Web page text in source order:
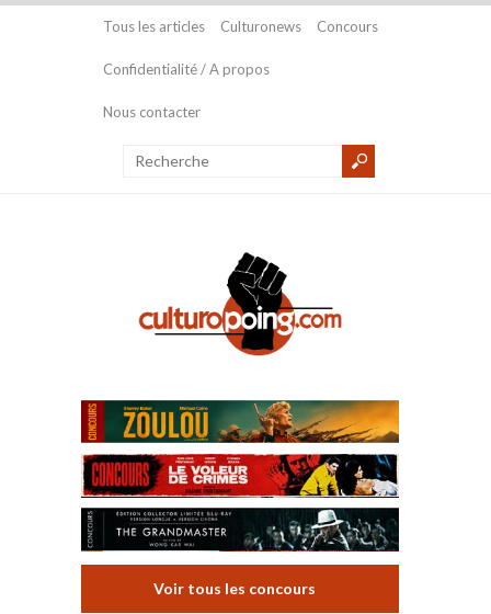
Tous les articles Culturonews Concours
Confidentialité / A propos
Nous contacter
Voir tous les concours